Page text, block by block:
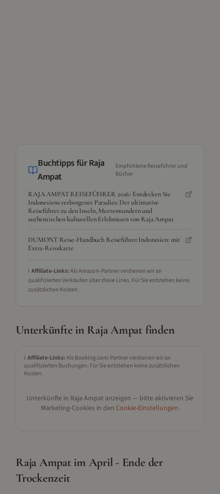
Buchtipps fürRaja
Ampat
Empfohlene Reiseführer und
Bücher
RAJA AMPAT REISEFÜHRER 2026: Entdecken Sie
Indonesiens verborgenes Paradies: Der ultimative
Reiseführer zu den Inseln, Meereswundern und
authentischen kulturellen Erlebnissen von Raja Ampat
DUMONT Reise-Handbuch Reiseführer Indonesien: mit
Extra-Reisekarte
ℹ️ Affiliate-Links:Als Amazon-Partner verdienen wir an
qualifizierten Verkäufen über diese Links. Für Sie entstehen keine
zusätzlichen Kosten.
Unterkünfte in Raja Ampat finden
ℹ️ Affiliate-Links:Als Booking.com-Partner verdienen wir an
qualifizierten Buchungen. Für Sie entstehen keine zusätzlichen
Kosten.
Unterkünfte in Raja Ampat anzeigen — bitte aktivieren Sie
Marketing-Cookies in den Cookie-Einstellungen.
Raja Ampat im April - Ende der
Trockenzeit